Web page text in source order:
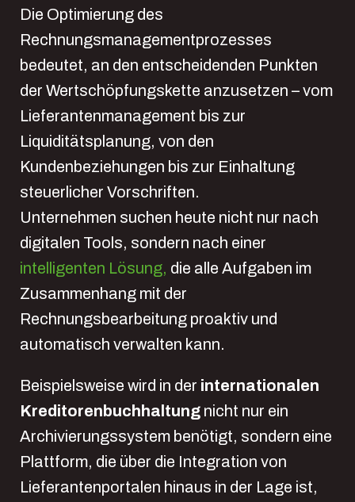
Die Optimierung des
Rechnungsmanagementprozesses
bedeutet, an den entscheidenden Punkten
der Wertschöpfungskette anzusetzen – vom
Lieferantenmanagement bis zur
Liquiditätsplanung, von den
Kundenbeziehungen bis zur Einhaltung
steuerlicher Vorschriften.
Unternehmen suchen heute nicht nur nach
digitalen Tools, sondern nach einer
intelligenten Lösung, die alle Aufgaben im
Zusammenhang mit der
Rechnungsbearbeitung proaktiv und
automatisch verwalten kann.
Beispielsweise wird in der internationalen
Kreditorenbuchhaltung nicht nur ein
Archivierungssystem benötigt, sondern eine
Plattform, die über die Integration von
Lieferantenportalen hinaus in der Lage ist,